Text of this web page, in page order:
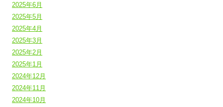
2025年6月
2025年5月
2025年4月
2025年3月
2025年2月
2025年1月
2024年12月
2024年11月
2024年10月